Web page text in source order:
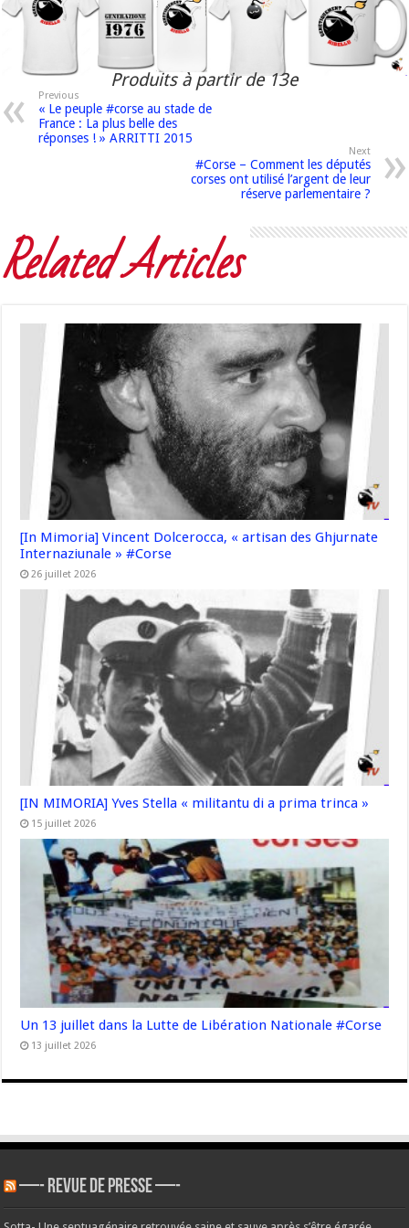
Produits à partir de 13e
Previous
« Le peuple #corse au stade de
France : La plus belle des
réponses ! » ARRITTI 2015
Next
#Corse – Comment les députés
corses ont utilisé l’argent de leur
réserve parlementaire ?
Related Articles
[In Mimoria] Vincent Dolcerocca, « artisan des Ghjurnate
Internaziunale » #Corse
26 juillet 2026
[IN MIMORIA] Yves Stella « militantu di a prima trinca »
15 juillet 2026
Un 13 juillet dans la Lutte de Libération Nationale #Corse
13 juillet 2026
—- REVUE DE PRESSE —-